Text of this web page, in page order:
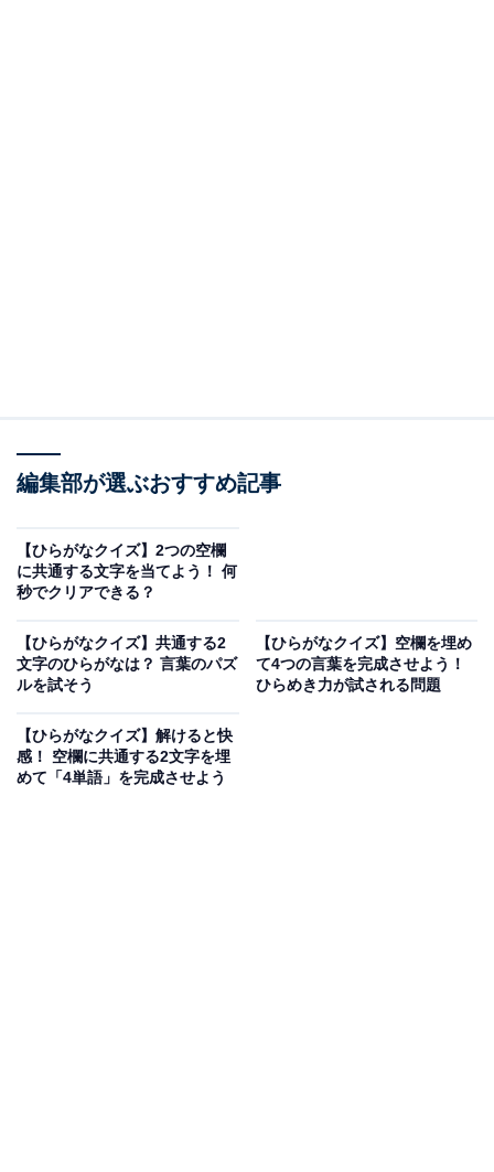
組みを思い浮かべてみてください。
次ページ 正解を見る
編集部が選ぶおすすめ記事
【ひらがなクイズ】2つの空欄
に共通する文字を当てよう！ 何
秒でクリアできる？
【ひらがなクイズ】共通する2
文字のひらがなは？ 言葉のパズ
ルを試そう
【ひらがなクイズ】空欄を埋め
て4つの言葉を完成させよう！
ひらめき力が試される問題
【ひらがなクイズ】解けると快
感！ 空欄に共通する2文字を埋
めて「4単語」を完成させよう